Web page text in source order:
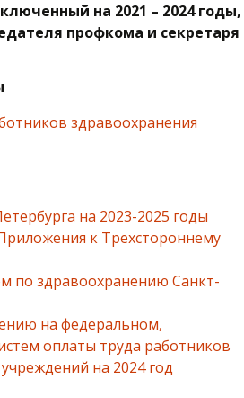
на 2021 – 2024 годы,
профкома и секретаря
здравоохранения
на 2023-2025 годы
к Трехстороннему
по здравоохранению Санкт-
на федеральном,
оплаты труда работников
на 2024 год